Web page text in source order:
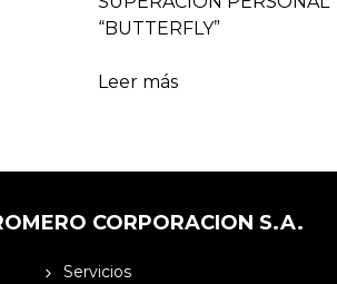
“BUTTERFLY”
Leer más
CORPORACION S.A.
Servicios